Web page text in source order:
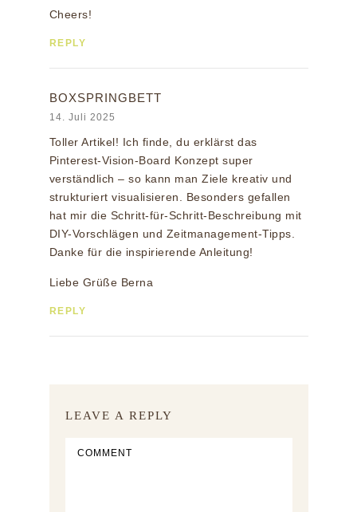
Cheers!
REPLY
BOXSPRINGBETT
14. Juli 2025
Toller Artikel! Ich finde, du erklärst das
Pinterest-Vision-Board Konzept super
verständlich – so kann man Ziele kreativ und
strukturiert visualisieren. Besonders gefallen
hat mir die Schritt-für-Schritt-Beschreibung mit
DIY-Vorschlägen und Zeitmanagement-Tipps.
Danke für die inspirierende Anleitung!
Liebe Grüße Berna
REPLY
LEAVE A REPLY